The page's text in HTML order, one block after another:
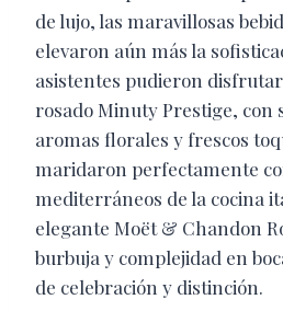
de lujo, las maravillosas
elevaron aún más la
asistentes pudieron
rosado Minuty Prestige, con
aromas florales y frescos
maridaron perfectamente
mediterráneos de la cocina
elegante Moët & Chandon
burbuja y complejidad en
de celebración y distinción.